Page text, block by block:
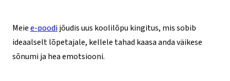
Meiee-poodijõudis uus koolilõpu kingitus, mis sobib
ideaalselt lõpetajale, kellele tahad kaasa anda väikese
sõnumi ja hea emotsiooni.